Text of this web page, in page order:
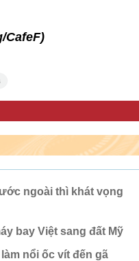
CafeF)
ngoài thì khát vọng
bay Việt sang đất Mỹ
nổi ốc vít đến gã